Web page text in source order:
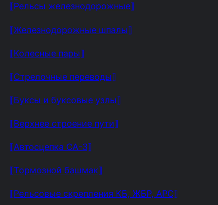
⟦Рельсы железнодорожные⟧
⟦Железнодорожные шпалы⟧
⟦Колесные пары⟧
⟦Стрелочные переводы⟧
⟦Буксы и буксовые узлы⟧
⟦Верхнее строение пути⟧
⟦Автосцепка СА-3⟧
⟦Тормозной башмак⟧
⟦Рельсовые скрепления КБ, ЖБР, АРС⟧